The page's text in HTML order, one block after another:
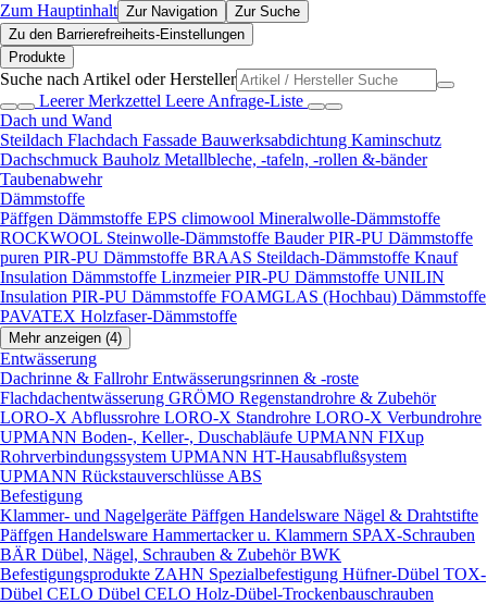
Zum Hauptinhalt Zur Navigation
Zur Suche
Zu den Barrierefreiheits-Einstellungen
Produkte
Suche nach Artikel oder Hersteller
Leerer Merkzettel Leere Anfrage-Liste
Dach und Wand
Steildach Flachdach Fassade Bauwerksabdichtung Kaminschutz
Dachschmuck Bauholz Metallbleche, -tafeln, -rollen &-bänder
Taubenabwehr
Dämmstoffe
Päffgen Dämmstoffe EPS climowool Mineralwolle-Dämmstoffe
ROCKWOOL Steinwolle-Dämmstoffe Bauder PIR-PU Dämmstoffe
puren PIR-PU Dämmstoffe BRAAS Steildach-Dämmstoffe Knauf
Insulation Dämmstoffe Linzmeier PIR-PU Dämmstoffe UNILIN
Insulation PIR-PU Dämmstoffe FOAMGLAS (Hochbau) Dämmstoffe
PAVATEX Holzfaser-Dämmstoffe
Mehr anzeigen (4)
Entwässerung
Dachrinne & FallrohrEntwässerungsrinnen & -roste
Flachdachentwässerung GRÖMO Regenstandrohre & Zubehör
LORO-X Abflussrohre LORO-X Standrohre LORO-X Verbundrohre
UPMANN Boden-, Keller-, Duschabläufe UPMANN FIXup
Rohrverbindungssystem UPMANN HT-Hausabflußsystem
UPMANN Rückstauverschlüsse ABS
Befestigung
Klammer- und Nagelgeräte Päffgen Handelsware Nägel & Drahtstifte
Päffgen Handelsware Hammertacker u. Klammern SPAX-Schrauben
BÄR Dübel, Nägel, Schrauben & ZubehörBWK
Befestigungsprodukte ZAHN Spezialbefestigung Hüfner-Dübel TOX-
Dübel CELO Dübel CELO Holz-Dübel-Trockenbauschrauben